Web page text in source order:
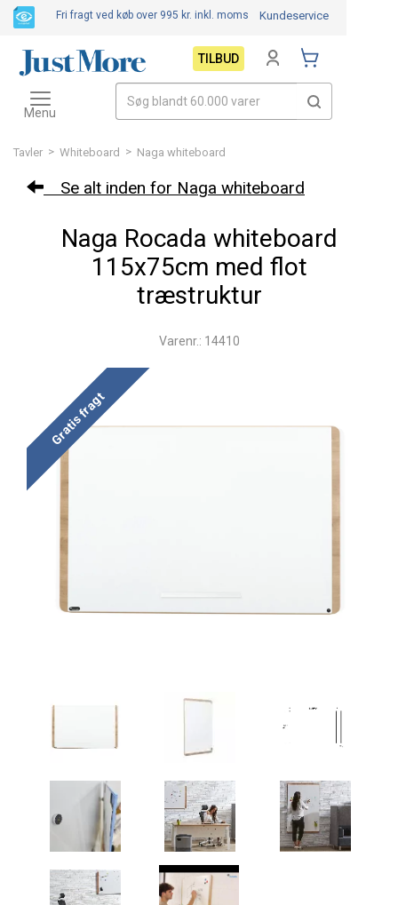
Tavler > Whiteboard > Naga whiteboard
Se alt inden for Naga whiteboard
Naga Rocada whiteboard
115x75cm med flot
træstruktur
Varenr.: 14410
Gratis fragt
Fri fragt ved køb over 995 kr. inkl. moms Kundeservice
TILBUD
Toggle
navigation
Menu